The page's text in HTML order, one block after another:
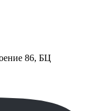
86, БЦ